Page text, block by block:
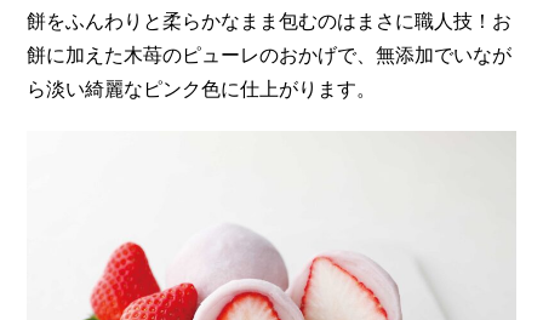
餅をふんわりと柔らかなまま包むのはまさに職人技！お
餅に加えた木苺のピューレのおかげで、無添加でいなが
ら淡い綺麗なピンク色に仕上がります。